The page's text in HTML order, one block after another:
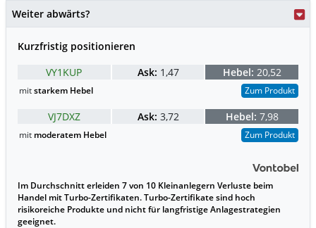
Weiter abwärts?
Kurzfristig positionieren
VY1KUP
Ask: 1,47 Hebel: 20,52
mitstarkem Hebel Zum Produkt
VJ7DXZ Ask: 3,72 Hebel: 7,98
mit moderatem Hebel Zum Produkt
Im Durchschnitt erleiden 7 von 10 Kleinanlegern Verluste beim
Handel mit Turbo-Zertifikaten. Turbo-Zertifikate sind hoch
risikoreiche Produkte und nicht für langfristige Anlagestrategien
geeignet.